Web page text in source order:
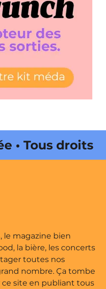
Tous droits
Web •
le magazine bien
la bière, les concerts
toutes nos
nombre. Ça tombe
ce site en publiant tous